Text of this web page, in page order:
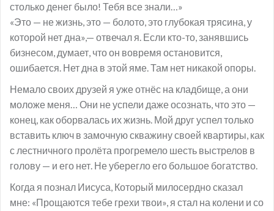
столько денег было! Тебя все знали…»
«Это — не жизнь, это — болото, это глубокая трясина, у
которой нет дна»,— отвечал я. Если кто-то, занявшись
бизнесом, думает, что он вовремя остановится,
ошибается. Нет дна в этой яме. Там нет никакой опоры.
Немало своих друзей я уже отнёс на кладбище, а они
моложе меня… Они не успели даже осознать, что это —
конец, как оборвалась их жизнь. Мой друг успел только
вставить ключ в замочную скважину своей квартиры, как
с лестничного пролёта прогремело шесть выстрелов в
голову — и его нет. Не уберегло его большое богатство.
Когда я познал Иисуса, Который милосердно сказал
мне: «Прощаются тебе грехи твои», я стал на колени и со